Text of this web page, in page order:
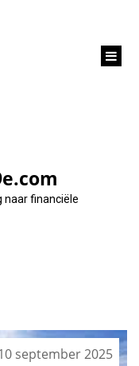
naar financiële
september 2025